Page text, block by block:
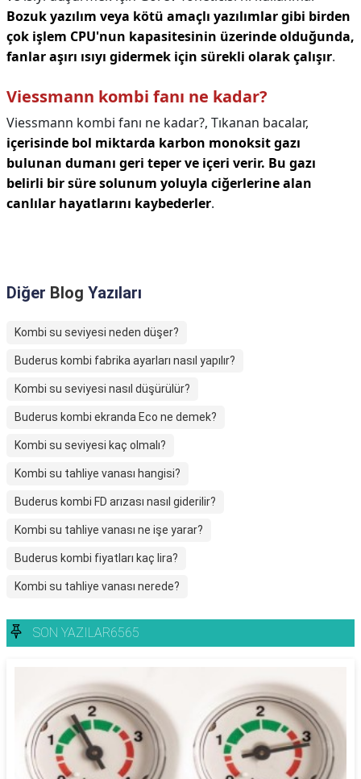
Bozuk yazılım veya kötü amaçlı yazılımlar gibi birden
çok işlem CPU'nun kapasitesinin üzerinde olduğunda,
fanlar aşırı ısıyı gidermek için sürekli olarak çalışır.
Viessmann kombi fanı ne kadar?
Viessmann kombi fanı ne kadar?, Tıkanan bacalar,
içerisinde bol miktarda karbon monoksit gazı
bulunan dumanı geri teper ve içeri verir. Bu gazı
belirli bir süre solunum yoluyla ciğerlerine alan
canlılar hayatlarını kaybederler.
Diğer Blog Yazıları
Kombi su seviyesi neden düşer?
Buderus kombi fabrika ayarları nasıl yapılır?
Kombi su seviyesi nasıl düşürülür?
Buderus kombi ekranda Eco ne demek?
Kombi su seviyesi kaç olmalı?
Kombi su tahliye vanası hangisi?
Buderus kombi FD arızası nasıl giderilir?
Kombi su tahliye vanası ne işe yarar?
Buderus kombi fiyatları kaç lira?
Kombi su tahliye vanası nerede?
SON YAZILAR6565